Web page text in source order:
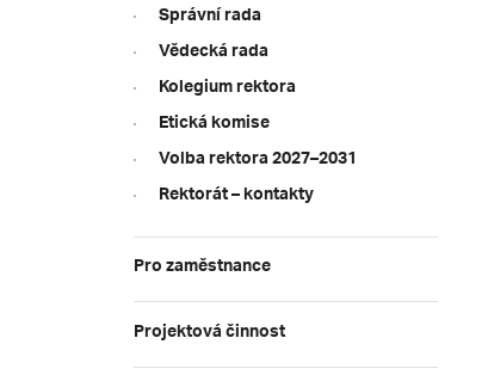
Správní rada
Vědecká rada
Kolegium rektora
Etická komise
Volba rektora 2027–2031
Rektorát – kontakty
Pro zaměstnance
Projektová činnost